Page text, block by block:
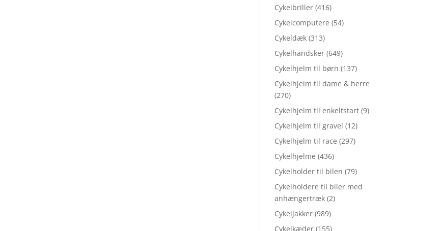
Cykelbriller (416)
Cykelcomputere (54)
Cykeldæk (313)
Cykelhandsker (649)
Cykelhjelm til børn (137)
Cykelhjelm til dame & herre
(270)
Cykelhjelm til enkeltstart (9)
Cykelhjelm til gravel (12)
Cykelhjelm til race (297)
Cykelhjelme (436)
Cykelholder til bilen (79)
Cykelholdere til biler med
anhængertræk (2)
Cykeljakker (989)
Cykelkæder (155)